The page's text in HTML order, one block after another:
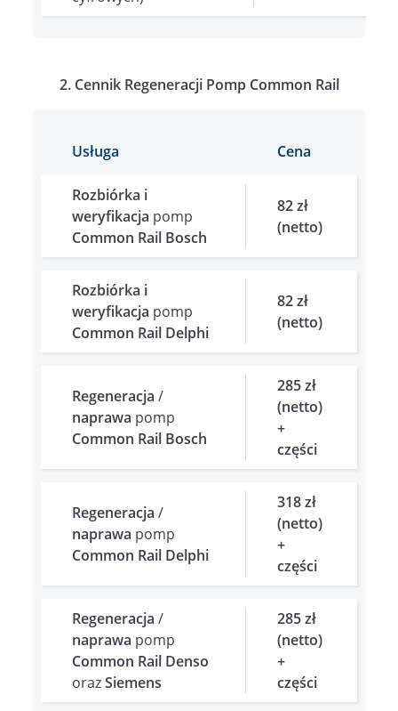
2. Cennik Regeneracji Pomp Common Rail
Usługa Cena
Rozbiórka i
weryfikacja pomp
Common Rail Bosch
82 zł
(netto)
Rozbiórka i
weryfikacja pomp
Common Rail Delphi
82 zł
(netto)
Regeneracja /
naprawa pomp
Common Rail Bosch
285 zł
(netto)
+
części
Regeneracja /
naprawa pomp
Common Rail Delphi
318 zł
(netto)
+
części
Regeneracja /
naprawa pomp
Common Rail Denso
orazSiemens
285 zł
(netto)
+
części